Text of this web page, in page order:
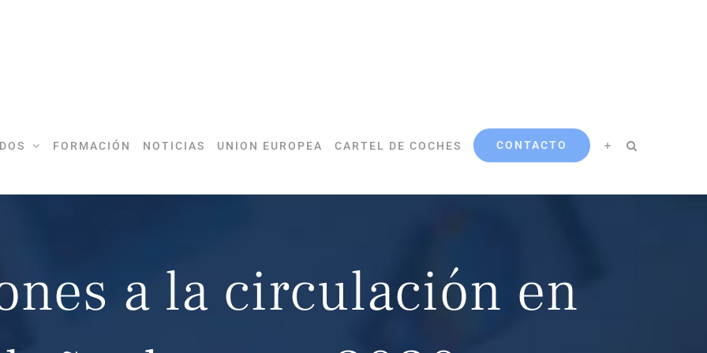
FORMACIÓN NOTICIAS UNION EUROPEA CARTEL DE COCHES CONTACTO
a la circulación en